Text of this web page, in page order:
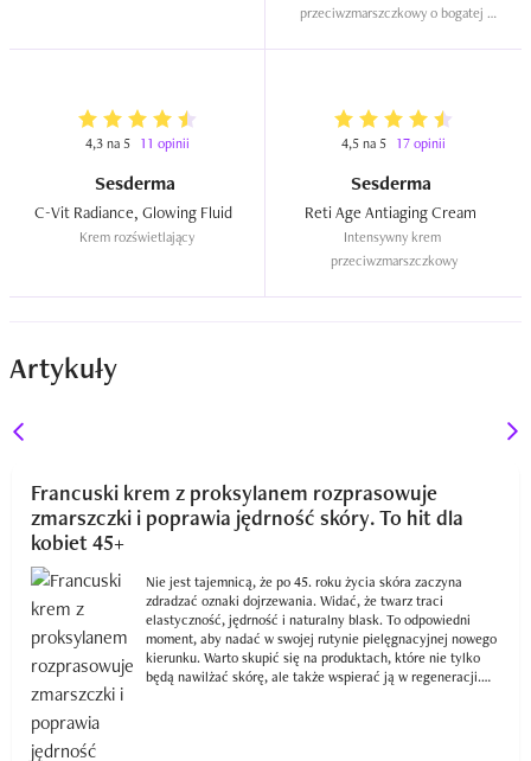
przeciwzmarszczkowy o bogatej
4,3 na 5 11 opinii
Sesderma
Krem rozświetlający
4,5 na 5 17 opinii
Sesderma
Intensywny krem
przeciwzmarszczkowy
Artykuły
Francuski krem z proksylanem rozprasowuje
zmarszczki i poprawia jędrność skóry. To hit dla
kobiet 45+
Nie jest tajemnicą, że po 45. roku życia skóra zaczyna
zdradzać oznaki dojrzewania. Widać, że twarz traci
elastyczność, jędrność i naturalny blask. To odpowiedni
moment, aby nadać w swojej rutynie pielęgnacyjnej nowego
kierunku. Warto skupić się na produktach, które nie tylko
będą nawilżać skórę, ale także wspierać ją w regeneracji.